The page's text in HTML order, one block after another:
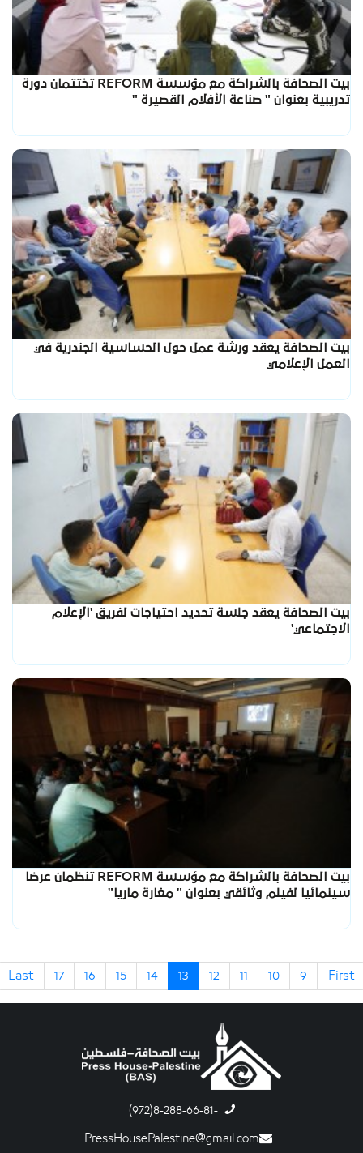
بيت الصحافة بالشراكة مع مؤسسة REFORM تختتمان دورة
تدريبية بعنوان " صناعة الأفلام القصيرة "
بيت الصحافة يعقد ورشة عمل حول الحساسية الجندرية في
العمل الإعلامي
بيت الصحافة يعقد جلسة تحديد احتياجات لفريق 'الإعلام
الاجتماعي'
بيت الصحافة بالشراكة مع مؤسسة REFORM تنظمان عرضا
سينمائيا لفيلم وثائقي بعنوان " مغارة ماريا"
First
9
10
11
12
13
14
15
16
17
Last
-8-288-66-81(972)
PressHousePalestine@gmail.com